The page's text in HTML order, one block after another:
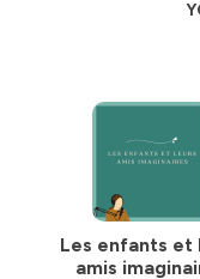
Les enfants et
amis